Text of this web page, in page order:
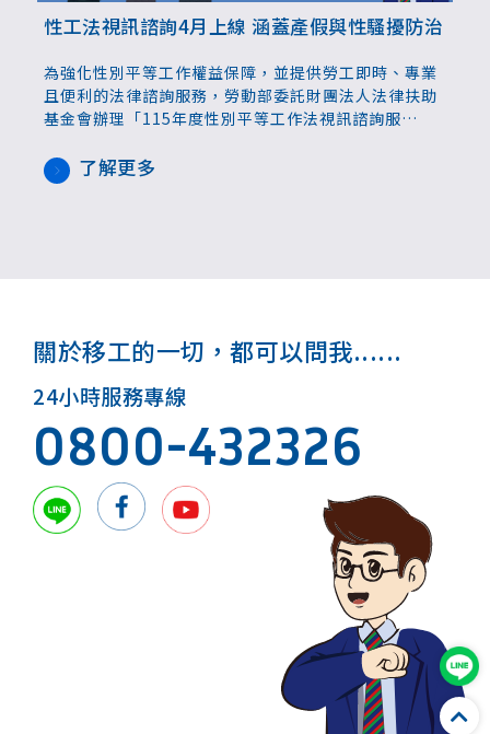
性工法視訊諮詢4月上線 涵蓋產假與性騷擾防治
為強化性別平等工作權益保障，並提供勞工即時、專業
且便利的法律諮詢服務，勞動部委託財團法人法律扶助
基金會辦理「115年度性別平等工作法視訊諮詢服
線。未來勞工可透過網路視訊方式，與專業律師進行一
對一諮詢，在兼顧隱私與便利的環境中釐清疑義、掌握
了解更多
關於移工的一切，都可以問我......
24小時服務專線
0800-432326